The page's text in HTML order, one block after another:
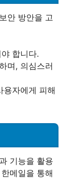
안 방안을 고
합니다.
며, 의심스러
자에게 피해
기능을 활용
메일을 통해